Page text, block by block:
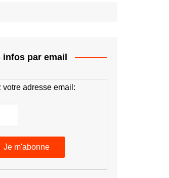
infos par email
votre adresse email: